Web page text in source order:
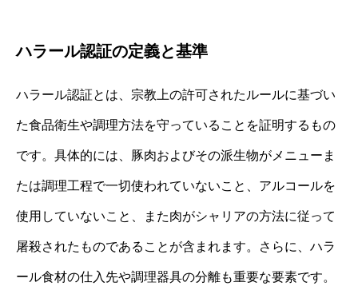
ハラール認証の定義と基準
ハラール認証とは、宗教上の許可されたルールに基づい
た食品衛生や調理方法を守っていることを証明するもの
です。具体的には、豚肉およびその派生物がメニューま
たは調理工程で一切使われていないこと、アルコールを
使用していないこと、また肉がシャリアの方法に従って
屠殺されたものであることが含まれます。さらに、ハラ
ール食材の仕入先や調理器具の分離も重要な要素です。